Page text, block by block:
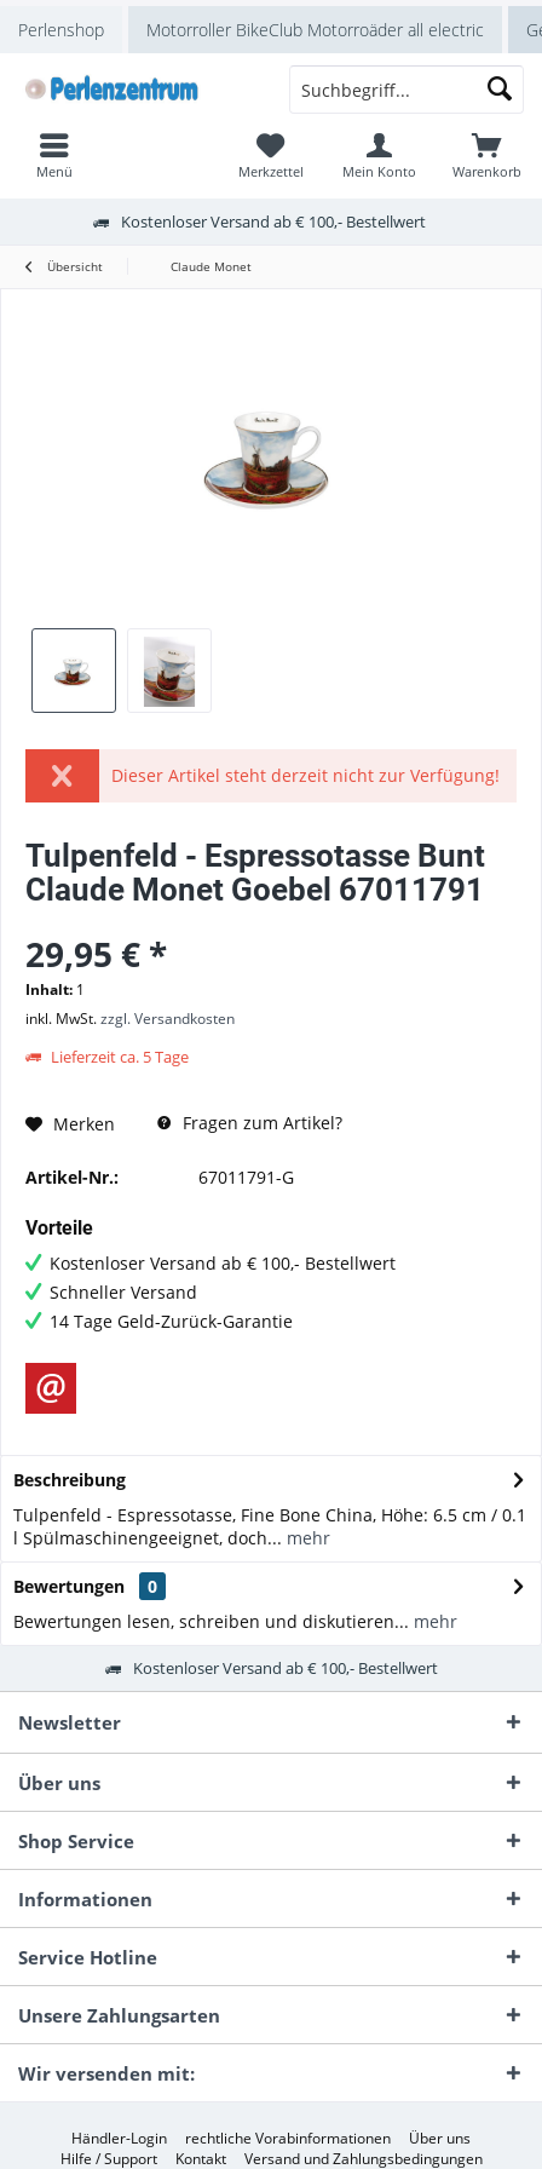
Perlenshop Motorroller BikeClub Motorroäder all electric
Kostenloser Versand ab € 100,- Bestellwert
Warenkorb
Merkzettel Mein Konto
Menü
Übersicht Claude Monet
Dieser Artikel steht derzeit nicht zur Verfügung!
Tulpenfeld - Espressotasse Bunt
Claude Monet Goebel 67011791
29,95 € *
Inhalt: 1
inkl. MwSt.zzgl. Versandkosten
Lieferzeit ca. 5 Tage
Merken Fragen zum Artikel?
Artikel-Nr.: 67011791-G
Vorteile
Kostenloser Versand ab € 100,- Bestellwert
Schneller Versand
14 Tage Geld-Zurück-Garantie
Beschreibung
Tulpenfeld - Espressotasse, Fine Bone China, Höhe: 6.5 cm / 0.1
l Spülmaschinengeeignet, doch... mehr
Bewertungen
0
Bewertungen lesen, schreiben und diskutieren... mehr
Kostenloser Versand ab € 100,- Bestellwert
Newsletter
Über uns
Shop Service
Informationen
Service Hotline
Unsere Zahlungsarten
Wir versenden mit:
Händler-Login rechtliche Vorabinformationen
Über uns
Hilfe / Support
Kontakt Versand und Zahlungsbedingungen